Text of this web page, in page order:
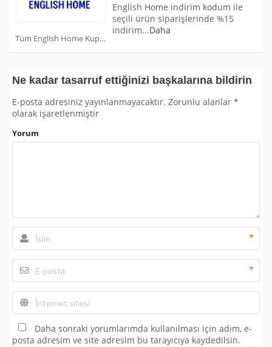
Tüm English Home Kuponları
English Home indirim kodum ile
seçili ürün siparişlerinde %15
indirim...Daha
Ne kadar tasarruf ettiğinizi başkalarına bildirin
E-posta adresiniz yayınlanmayacaktır. Zorunlu alanlar *
olarak işaretlenmiştir
Yorum
*
*
Daha sonraki yorumlarımda kullanılması için adım, e-
posta adresim ve site adresim bu tarayıcıya kaydedilsin.